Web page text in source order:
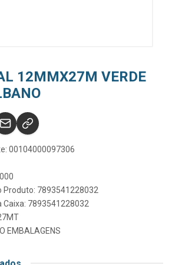
12MMX27M VERDE
00104000097306
Produto: 7893541228032
Caixa: 7893541228032
EMBALAGENS